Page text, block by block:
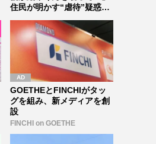
住民が明かす“虐待”疑惑
GOETHEとFINCHIがタッ
グを組み、新メディアを創
設
FINCHI on GOETHE